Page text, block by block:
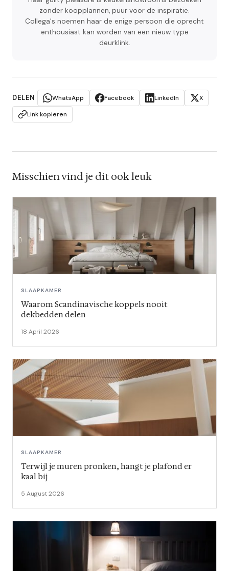
zonder koopplannen, puur voor de inspiratie.
Collega's noemen haar de enige persoon die oprecht
enthousiast kan worden van een nieuw type
deurklink.
DELEN WhatsApp Facebook LinkedIn
X
Link kopieren
Misschien vind je dit ook leuk
SLAAPKAMER
Waarom Scandinavische koppels nooit
dekbedden delen
18 April 2026
SLAAPKAMER
Terwijl je muren pronken, hangt je plafond er
kaal bij
5 August 2026